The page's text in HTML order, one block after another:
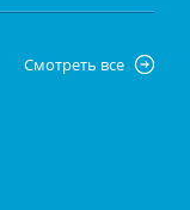
Смотреть все